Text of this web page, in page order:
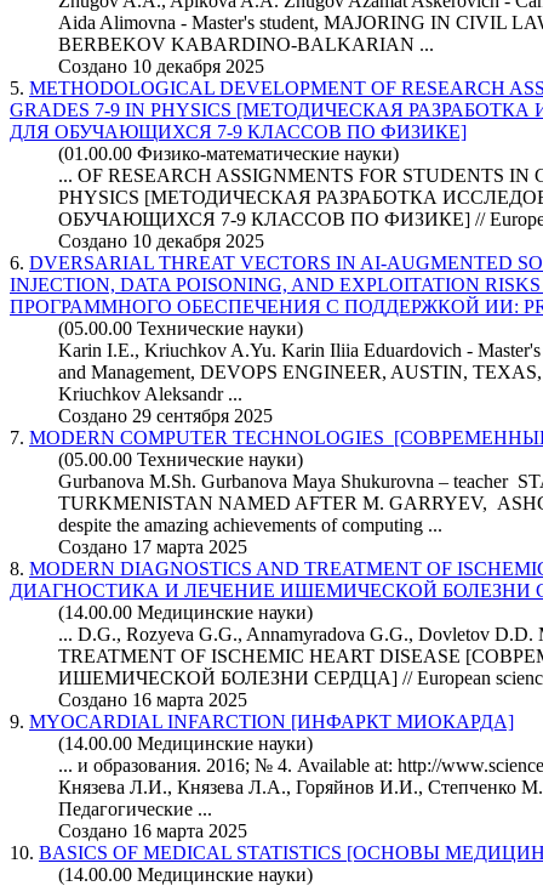
Aida Alimovna - Master's student, MAJORING IN CIVIL
BERBEKOV KABARDINO-BALKARIAN ...
Создано 10 декабря 2025
5. METHODOLOGICAL DEVELOPMENT OF RESEARCH
GRADES 7-9 IN PHYSICS [МЕТОДИЧЕСКАЯ
ДЛЯ ОБУЧАЮЩИХСЯ 7-9 КЛАССОВ ПО ФИЗИКЕ]
(01.00.00 Физико-математические науки)
... OF RESEARCH ASSIGNMENTS FOR STUDENTS IN
PHYSICS [МЕТОДИЧЕСКАЯ РАЗРАБОТКА
ОБУЧАЮЩИХСЯ 7-9 КЛАССОВ ПО ФИЗИКЕ] //
Создано 10 декабря 2025
6. DVERSARIAL THREAT VECTORS IN AI-AUGMENTED
INJECTION, DATA POISONING, AND EXPLOITATION
ПРОГРАММНОГО ОБЕСПЕЧЕНИЯ С ПОДДЕРЖКОЙ ИИ:
(05.00.00 Технические науки)
Karin I.E., Kriuchkov A.Yu. Karin Iliia Eduardovich - Master's
and Management, DEVOPS ENGINEER, AUSTIN,
Kriuchkov Aleksandr ...
Создано 29 сентября 2025
7. MODERN COMPUTER TECHNOLOGIES
(05.00.00 Технические науки)
Gurbanova M.Sh. Gurbanova Maya Shukurovna – teacher
TURKMENISTAN NAMED AFTER M. GARRYEV,
despite the amazing achievements of computing ...
Создано 17 марта 2025
8. MODERN DIAGNOSTICS AND TREATMENT OF
ДИАГНОСТИКА И ЛЕЧЕНИЕ ИШЕМИЧЕСКОЙ БОЛЕЗНИ
(14.00.00 Медицинские науки)
... D.G., Rozyeva G.G., Annamyradova G.G., Dovletov
TREATMENT OF ISCHEMIC HEART DISEASE
ИШЕМИЧЕСКОЙ БОЛЕЗНИ СЕРДЦА] // European
Создано 16 марта 2025
9. MYOCARDIAL INFARCTION [ИНФАРКТ МИОКАРДА]
(14.00.00 Медицинские науки)
... и образования. 2016; № 4. Available at: http://www.science
Князева Л.И., Князева Л.А., Горяйнов И.И., Степченко
Педагогические ...
Создано 16 марта 2025
10. BASICS OF MEDICAL STATISTICS [ОСНОВЫ
(14.00.00 Медицинские науки)